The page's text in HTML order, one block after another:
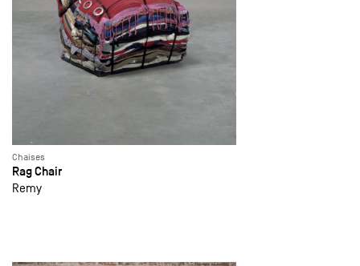
Chaises
Rag Chair
Remy